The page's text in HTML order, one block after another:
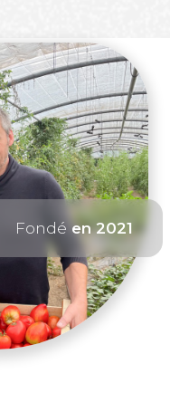
Fondé en 2021